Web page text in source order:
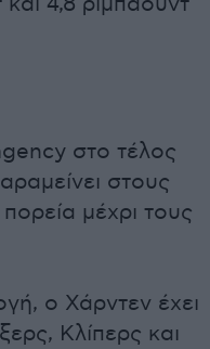
στο τέλος
στους
μέχρι τους
ο Χάρντεν έχει
Κλίπερς και